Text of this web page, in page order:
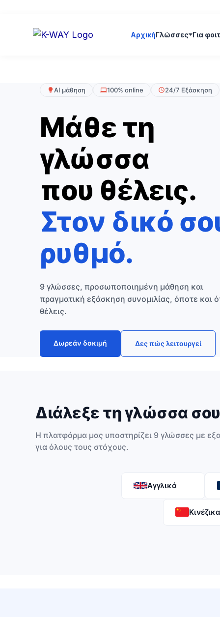
ΑρχικήΓλώσσες Για
AI μάθηση 100% online 24/7 Εξάσκηση
Μάθε τη
γλώσσα
που θέλεις.
Στον δικό
ρυθμό.
9 γλώσσες, προσωποποιημένη μάθηση και
πραγματική εξάσκηση συνομιλίας, όποτε και
θέλεις.
Δωρεάν δοκιμή Δες πώς λειτουργεί
Διάλεξε τη γλώσσα σου
Η πλατφόρμα μας υποστηρίζει 9 γλώσσες με
για όλους τους στόχους.
Αγγλικά
Κινέζικα